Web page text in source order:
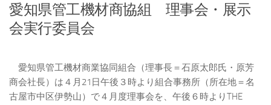
愛知県管工機材商協組 理事会・展示
会実行委員会
愛知県管工機材商業協同組合（理事長＝石原太郎氏・原芳
商会社長）は４月21日午後３時より組合事務所（所在地＝名
古屋市中区伊勢山）で４月度理事会を、午後６時よりTHE